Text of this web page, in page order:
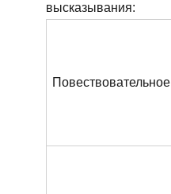
высказывания:
Повествовательное